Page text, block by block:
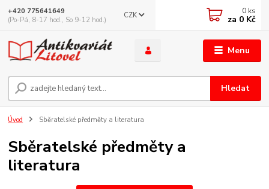
Menu
CZK
Hledat
+420 775641649
(Po-Pá, 8-17 hod., So 9-12 hod.)
0 ks
za 0 Kč
Úvod Sběratelské předměty a literatura
Sběratelské předměty a
literatura